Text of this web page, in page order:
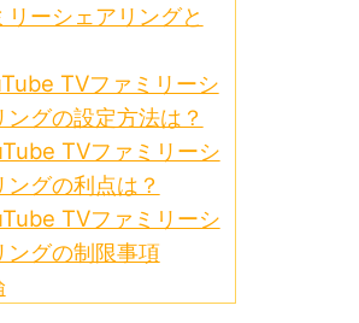
リーシェアリングと
TVファミリーシ
ングの設定方法は？
TVファミリーシ
ングの利点は？
TVファミリーシ
ングの制限事項